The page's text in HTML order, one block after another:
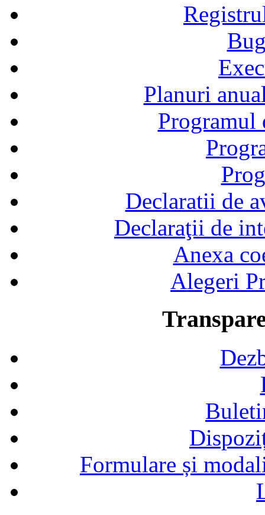
Planuri
Declaratii de
Declaraţii de
Anexa
Alegeri
Formulare și